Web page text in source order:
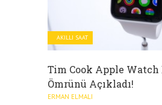
AKILLI SAAT
Tim Cook Apple Watch
Ömrünü Açıkladı!
ERMAN ELMALI